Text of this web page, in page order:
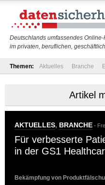
Deutschlands umfassendes
im privaten, beruflichen,
Themen: Aktuelles Branche
Artikel
AKTUELLES, BRANCHE -
Für verbesserte
in der GS1
Bekämpfung von